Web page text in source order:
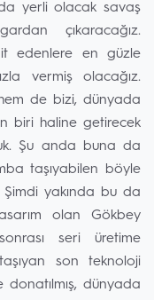
yerli olacak savaş
çıkaracağız.
edenlere en güzle
vermiş olacağız.
hem de bizi, dünyada
biri haline getirecek
Şu anda buna da
taşıyabilen böyle
Şimdi yakında bu da
olan Gökbey
seri üretime
son teknoloji
dünyada